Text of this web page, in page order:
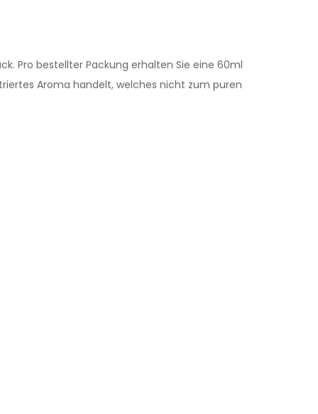
Pro bestellter Packung erhalten Sie eine 60ml
Aroma handelt, welches nicht zum puren